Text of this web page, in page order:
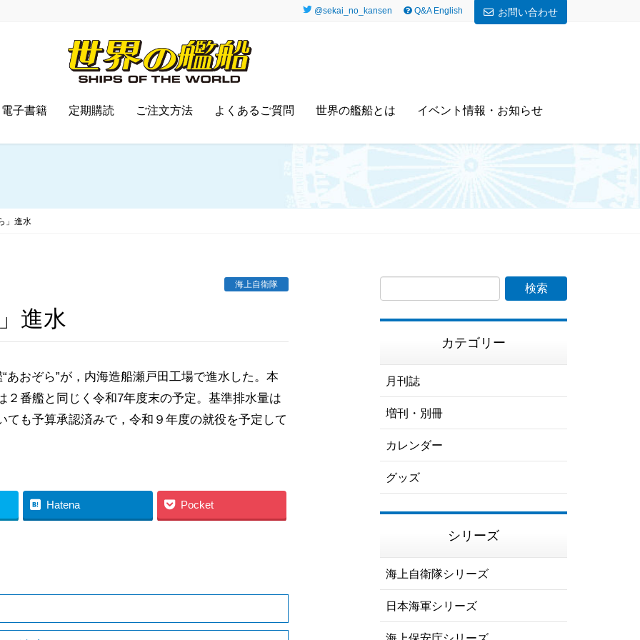
@sekai_no_kansen Q&A English お問い合わせ
電子書籍 定期購読 ご注文方法 よくあるご質問 世界の艦船とは イベント情報・お知らせ
」進水
海上自衛隊
進水
おぞら”が，内海造船瀬戸田工場で進水した。本
２番艦と同じく令和7年度末の予定。基準排水量は
も予算承認済みで，令和９年度の就役を予定して
Hatena Pocket
カテゴリー
月刊誌
増刊・別冊
カレンダー
グッズ
シリーズ
海上自衛隊シリーズ
日本海軍シリーズ